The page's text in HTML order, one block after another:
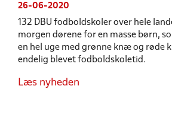
26-06-2020
132 DBU fodboldskoler over hele
morgen dørene for en masse børn,
en hel uge med grønne knæ og røde
endelig blevet fodboldskoletid.
Læs nyheden